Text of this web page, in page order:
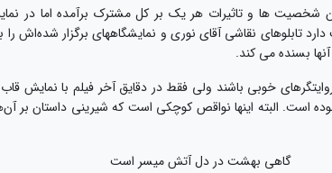
شخصیت ­ها و تاثیرات هر یک بر کل مشترک برآمده اما در
تابلوهای نقاشی­ آقای نوری و نمایشگاه­های برگزار شده‌اش را
بسنده می ­کند.
روایتگرهای خوبی باشند ولی فقط در دقایق آخر فیلم با نمایش
است. البته این­ها نواقص کوچکی است که شیرینی داستان بر
کرد گاهی بهشت در دل آتش میسر است